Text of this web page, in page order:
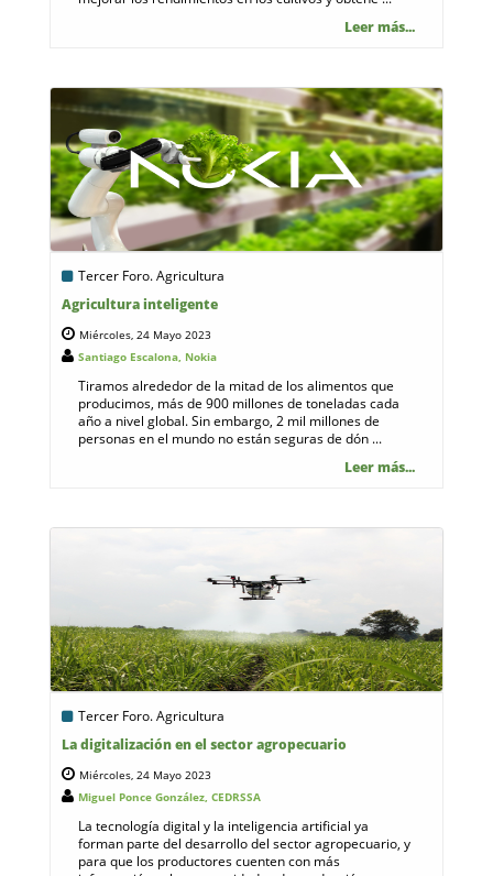
Leer más...
Tercer Foro. Agricultura
Agricultura inteligente
Miércoles, 24 Mayo 2023
Santiago Escalona, Nokia
Tiramos alrededor de la mitad de los alimentos que
producimos, más de 900 millones de toneladas cada
año a nivel global. Sin embargo, 2 mil millones de
personas en el mundo no están seguras de dón ...
Leer más...
Tercer Foro. Agricultura
La digitalización en el sector agropecuario
Miércoles, 24 Mayo 2023
Miguel Ponce González, CEDRSSA
La tecnología digital y la inteligencia artificial ya
forman parte del desarrollo del sector agropecuario, y
para que los productores cuenten con más